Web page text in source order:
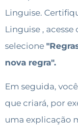
Linguise.
Linguise ,
selecione
nova regra".
Em seguida,
que criará, por
uma explicação